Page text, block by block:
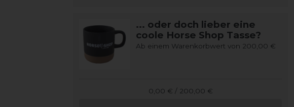
... oder doch lieber eine
coole Horse Shop Tasse?
Ab einem Warenkorbwert von 200,00 €
0,00 € / 200,00 €